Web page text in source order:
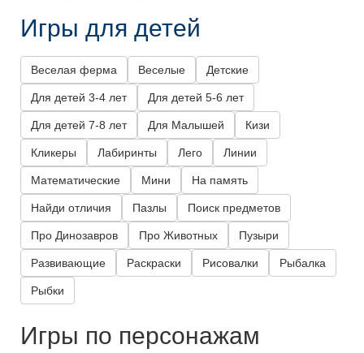
Игры для детей
Веселая ферма Веселые Детские
Для детей 3-4 лет Для детей 5-6 лет
Для детей 7-8 лет Для Малышей Кизи
Кликеры Лабиринты Лего Линии
Математические Мини На память
Найди отличия Пазлы Поиск предметов
Про Динозавров Про Животных Пузыри
Развивающие Раскраски Рисовалки Рыбалка
Рыбки
Игры по персонажам